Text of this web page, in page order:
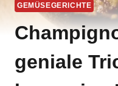
GEMÜSEGERICHTE
geniale